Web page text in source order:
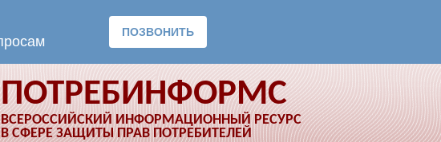
ПОТРЕБИНФОРМС
ВСЕРОССИЙСКИЙ ИНФОРМАЦИОННЫЙ РЕСУРС
В СФЕРЕ ЗАЩИТЫ ПРАВ ПОТРЕБИТЕЛЕЙ